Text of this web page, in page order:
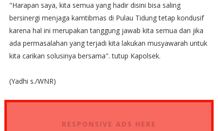
"Harapan saya, kita semua yang hadir disini bisa saling
bersinergi menjaga kamtibmas di Pulau Tidung tetap kondusif
karena hal ini merupakan tanggung jawab kita semua dan jika
ada permasalahan yang terjadi kita lakukan musyawarah untuk
kita carikan solusinya bersama". tutup Kapolsek.
(Yadhi s./WNR)
RESPONSIVE ADS HERE